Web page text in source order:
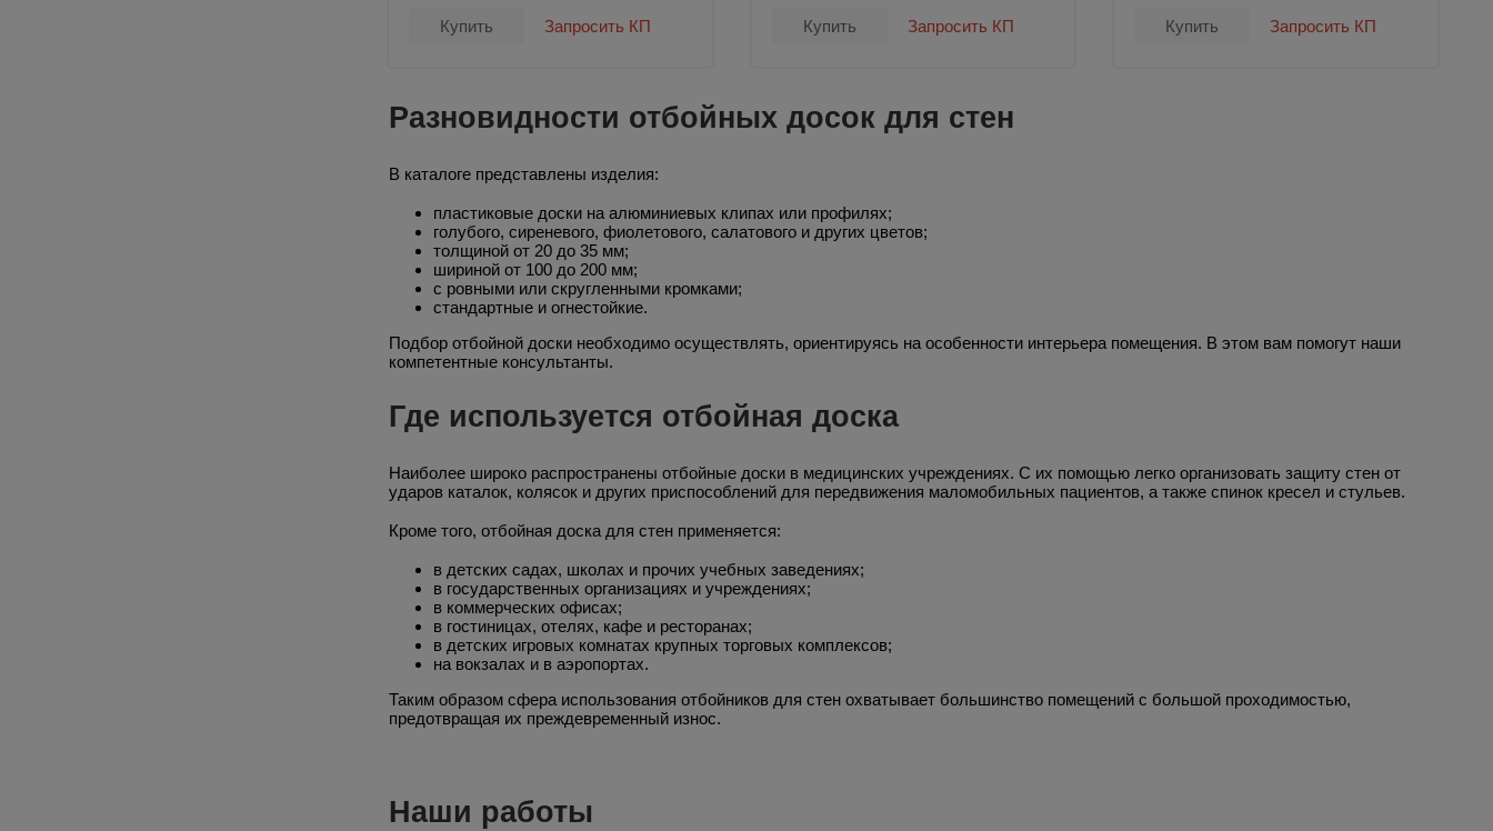
Купить Запросить КП Купить Запросить КП Купить Запросить КП
Разновидности отбойных досок для стен
В каталоге представлены изделия:
пластиковые доски на алюминиевых клипах или профилях;
голубого, сиреневого, фиолетового, салатового и других цветов;
толщиной от 20 до 35 мм;
шириной от 100 до 200 мм;
с ровными или скругленными кромками;
стандартные и огнестойкие.
Подбор отбойной доски необходимо осуществлять, ориентируясь на особенности интерьера помещения. В этом вам помогут наши
компетентные консультанты.
Где используется отбойная доска
Наиболее широко распространены отбойные доски в медицинских учреждениях. С их помощью легко организовать защиту стен от
ударов каталок, колясок и других приспособлений для передвижения маломобильных пациентов, а также спинок кресел и стульев.
Кроме того, отбойная доска для стен применяется:
в детских садах, школах и прочих учебных заведениях;
в государственных организациях и учреждениях;
в коммерческих офисах;
в гостиницах, отелях, кафе и ресторанах;
в детских игровых комнатах крупных торговых комплексов;
на вокзалах и в аэропортах.
Таким образом сфера использования отбойников для стен охватывает большинство помещений с большой проходимостью,
предотвращая их преждевременный износ.
Наши работы